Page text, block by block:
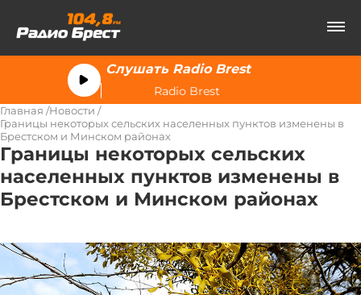
Слушать Radio Brest
Radio Brest
Главная Новости
Границы некоторых сельских населенных пунктов изменены в
Брестском и Минском районах
Границы некоторых сельских
населенных пунктов изменены в
Брестском и Минском районах